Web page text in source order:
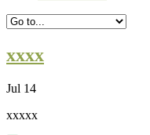
xxxx
Jul 14
xxxxx